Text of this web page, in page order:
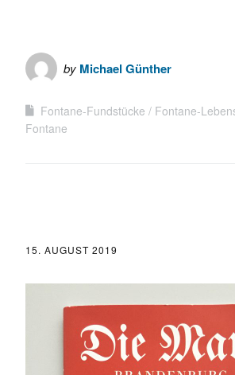
by Michael Günther
Fontane-Fundstücke Fontane-
Fontane
15. AUGUST 2019